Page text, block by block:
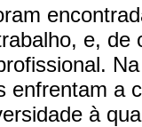
e, de
enfrentam a
à